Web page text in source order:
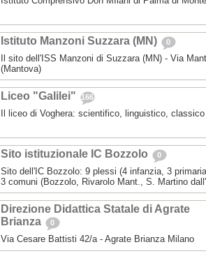
Istituto Manzoni Suzzara (MN) 0
Il sito dell'ISS Manzoni di Suzzara (MN) - Via
(Mantova)
Liceo "Galilei" 166
Il liceo di Voghera: scientifico, linguistico,
Sito istituzionale IC Bozzolo 0
Sito dell'IC Bozzolo: 9 plessi (4 infanzia, 3
3 comuni (Bozzolo, Rivarolo Mant., S. Martino
Direzione Didattica Statale di Agrate
Brianza
0
Via Cesare Battisti 42/a - Agrate Brianza Milano